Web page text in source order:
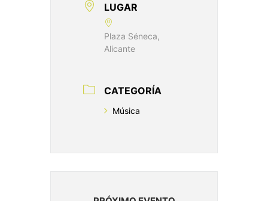
LUGAR
Plaza Séneca,
Alicante
CATEGORÍA
Música